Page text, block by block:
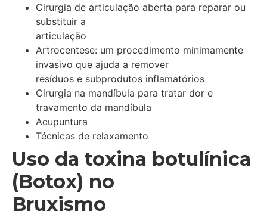
Cirurgia de articulação aberta para reparar ou
substituir a
articulação
Artrocentese: um procedimento minimamente
invasivo que ajuda a remover
resíduos e subprodutos inflamatórios
Cirurgia na mandíbula para tratar dor e
travamento da mandíbula
Acupuntura
Técnicas de relaxamento
Uso da toxina botulínica
(Botox) no
Bruxismo